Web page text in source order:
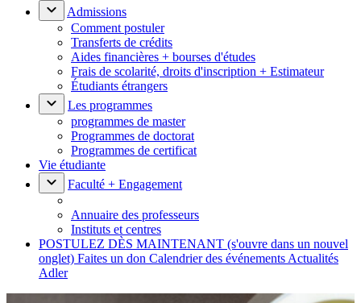
Admissions
Comment postuler
Transferts de crédits
Aides financières + bourses d'études
Frais de scolarité, droits d'inscription + Estimateur
Étudiants étrangers
Les programmes
programmes de master
Programmes de doctorat
Programmes de certificat
Vie étudiante
Faculté + Engagement
Annuaire des professeurs
Instituts et centres
POSTULEZ DÈS MAINTENANT (s'ouvre dans un nouvel
onglet) Faites un don Calendrier des événements Actualités
Adler